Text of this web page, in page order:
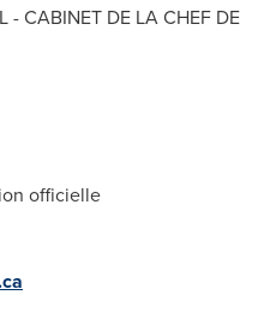
- CABINET DE LA CHEF DE
officielle